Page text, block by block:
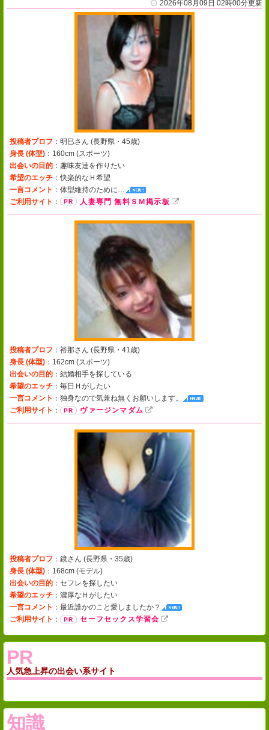
2026年08月09日 02時00分更新
投稿者プロフ ：明巳さん (長野県・45歳)
身長 (体型) ：160cm (スポーツ)
出会いの目的 ：趣味友達を作りたい
希望のエッチ ：快楽的なＨ希望
一言コメント ： 体型維持のために…
ご利用サイト ： 人妻専門 無料ＳＭ掲示板
投稿者プロフ ：裕那さん (長野県・41歳)
身長 (体型) ：162cm (スポーツ)
出会いの目的 ：結婚相手を探している
希望のエッチ ：毎日Ｈがしたい
一言コメント ： 独身なので気兼ね無くお願いします。
ご利用サイト ： ヴァージンマダム
投稿者プロフ ：鏡さん (長野県・35歳)
身長 (体型) ：168cm (モデル)
出会いの目的 ：セフレを探したい
希望のエッチ ：濃厚なＨがしたい
一言コメント ： 最近誰かのこと愛しましたか？
ご利用サイト ： セーフセックス学習会
PR
人気急上昇の出会い系サイト
知識